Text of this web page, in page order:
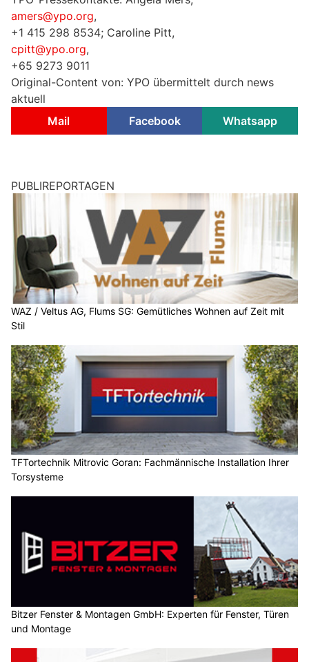
amers@ypo.org,
+1 415 298 8534; Caroline Pitt,
cpitt@ypo.org,
+65 9273 9011
Original-Content von: YPO übermittelt durch news
aktuell
Mail
Facebook Whatsapp
PUBLIREPORTAGEN
WAZ / Veltus AG, Flums SG: Gemütliches Wohnen auf Zeit mit
Stil
TFTortechnik Mitrovic Goran: Fachmännische Installation Ihrer
Torsysteme
Bitzer Fenster & Montagen GmbH: Experten für Fenster, Türen
und Montage